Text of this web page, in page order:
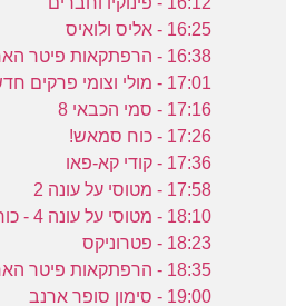
16:25 - אליס ולואיס
16:38 - הרפתקאות פיטר הארנב- עונה 2
17:01 - מולי וצומי פרקים חדשים!
17:16 - סמי הכבאי 8
17:26 - כוח סמאש!
17:36 - קודי קא-פאו
17:58 - מטוסי על עונה 2
18:10 - מטוסי על עונה 4 - כוח טורבו
18:23 - פטרוניקס
18:35 - הרפתקאות פיטר הארנב- עונה 2
19:00 - סימון סופר ארנב